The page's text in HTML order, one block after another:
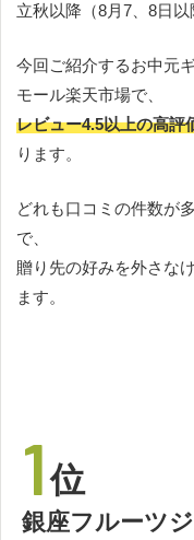
立秋以降（8月7、8日以
今回ご紹介するお中元
モール楽天市場で、
レビュー4.5以上の高評
ります。
どれも口コミの件数が
で、
贈り先の好みを外さな
ます。
1位
銀座フルーツ